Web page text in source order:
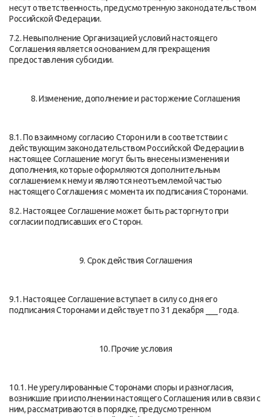
несут ответственность, предусмотренную законодательством
Российской Федерации.
7.2. Невыполнение Организацией условий настоящего
Соглашения является основанием для прекращения
предоставления субсидии.
8. Изменение, дополнение и расторжение Соглашения
8.1. По взаимному согласию Сторон или в соответствии с
действующим законодательством Российской Федерации в
настоящее Соглашение могут быть внесены изменения и
дополнения, которые оформляются дополнительным
соглашением к нему и являются неотъемлемой частью
настоящего Соглашения с момента их подписания Сторонами.
8.2. Настоящее Соглашение может быть расторгнуто при
согласии подписавших его Сторон.
9. Срок действия Соглашения
9.1. Настоящее Соглашение вступает в силу со дня его
подписания Сторонами и действует по 31 декабря ___ года.
10. Прочие условия
10.1. Не урегулированные Сторонами споры и разногласия,
возникшие при исполнении настоящего Соглашения или в связи с
ним, рассматриваются в порядке, предусмотренном